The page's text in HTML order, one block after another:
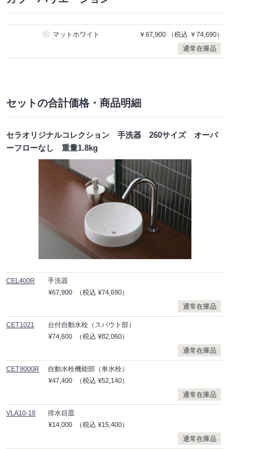
マットホワイト ￥67,900 （税込 ￥74,690）
通常在庫品
セットの合計価格 ・商品明細
セラオリジナルコレクション 手洗器 260サイズ オーバ
ーフローなし 重量1.8kg
CEL400R
手洗器
¥67,900
（税込 ¥74,690）
通常在庫品
CET1021
台付自動水栓（スパウト部）
¥74,600
（税込 ¥82,060）
通常在庫品
CET9000R
自動水栓機能部（単水栓）
¥47,400
（税込 ¥52,140）
通常在庫品
VLA10-18
排水目皿
¥14,000
（税込 ¥15,400）
通常在庫品